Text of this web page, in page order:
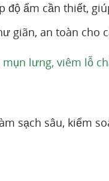
ẩm cần thiết,
giãn, an toàn cho
lưng, viêm lỗ
sạch sâu, kiểm